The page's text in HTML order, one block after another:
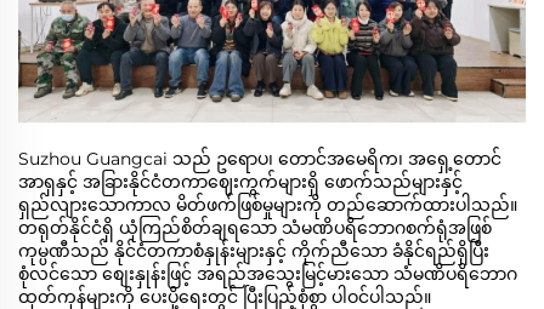
Suzhou Guangcai သည် ဥရောပ၊ တောင်အမေရိက၊ အရှေ့တောင်
အာရှနှင့် အခြားနိုင်ငံတကာဈေးကွက်များရှိ ဖောက်သည်များနှင့်
ရှည်လျားသောကာလ မိတ်ဖက်ဖြစ်မှုများကို တည်ဆောက်ထားပါသည်။
တရုတ်နိုင်ငံရှိ ယုံကြည်စိတ်ချရသော သံမဏိပရိဘောဂစက်ရုံအဖြစ်
ကုမ္ပဏီသည် နိုင်ငံတကာစံနှုန်းများနှင့် ကိုက်ညီသော ခံနိုင်ရည်ရှိပြီး
စုံလင်သော စျေးနှုန်းဖြင့် အရည်အသွေးမြင့်မားသော သံမဏိပရိဘောဂ
ထုတ်ကုန်များကို ပေးပို့ရေးတွင် ပြီးပြည့်စုံစွာ ပါဝင်ပါသည်။